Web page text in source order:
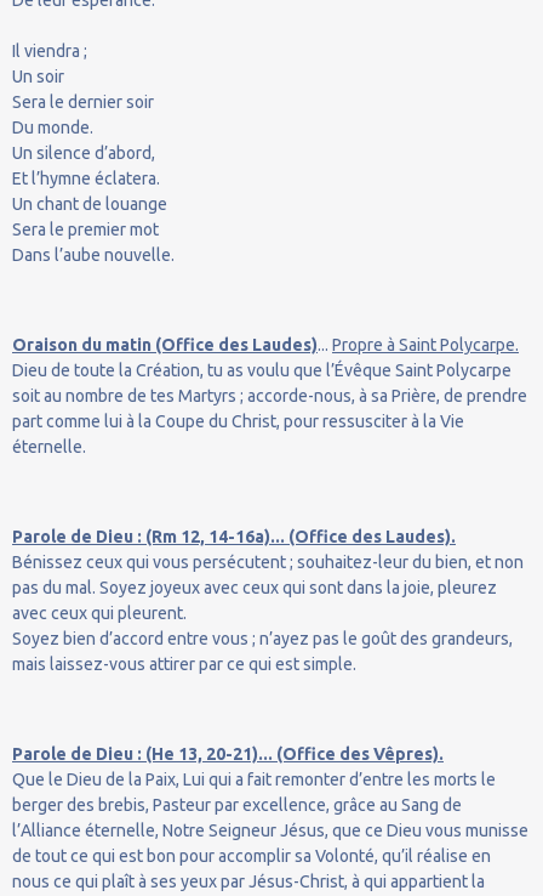
Il viendra ;
Un soir
Sera le dernier soir
Du monde.
Un silence d’abord,
Et l’hymne éclatera.
Un chant de louange
Sera le premier mot
Dans l’aube nouvelle.
Oraison du matin (Office des Laudes)... Propre à Saint Polycarpe.
Dieu de toute la Création, tu as voulu que l’Évêque Saint Polycarpe
soit au nombre de tes Martyrs ; accorde-nous, à sa Prière, de prendre
part comme lui à la Coupe du Christ, pour ressusciter à la Vie
éternelle.
Parole de Dieu : (Rm 12, 14-16a)... (Office des Laudes).
Bénissez ceux qui vous persécutent ; souhaitez-leur du bien, et non
pas du mal. Soyez joyeux avec ceux qui sont dans la joie, pleurez
avec ceux qui pleurent.
Soyez bien d’accord entre vous ; n’ayez pas le goût des grandeurs,
mais laissez-vous attirer par ce qui est simple.
Parole de Dieu : (He 13, 20-21)... (Office des Vêpres).
Que le Dieu de la Paix, Lui qui a fait remonter d’entre les morts le
berger des brebis, Pasteur par excellence, grâce au Sang de
l’Alliance éternelle, Notre Seigneur Jésus, que ce Dieu vous munisse
de tout ce qui est bon pour accomplir sa Volonté, qu’il réalise en
nous ce qui plaît à ses yeux par Jésus-Christ, à qui appartient la